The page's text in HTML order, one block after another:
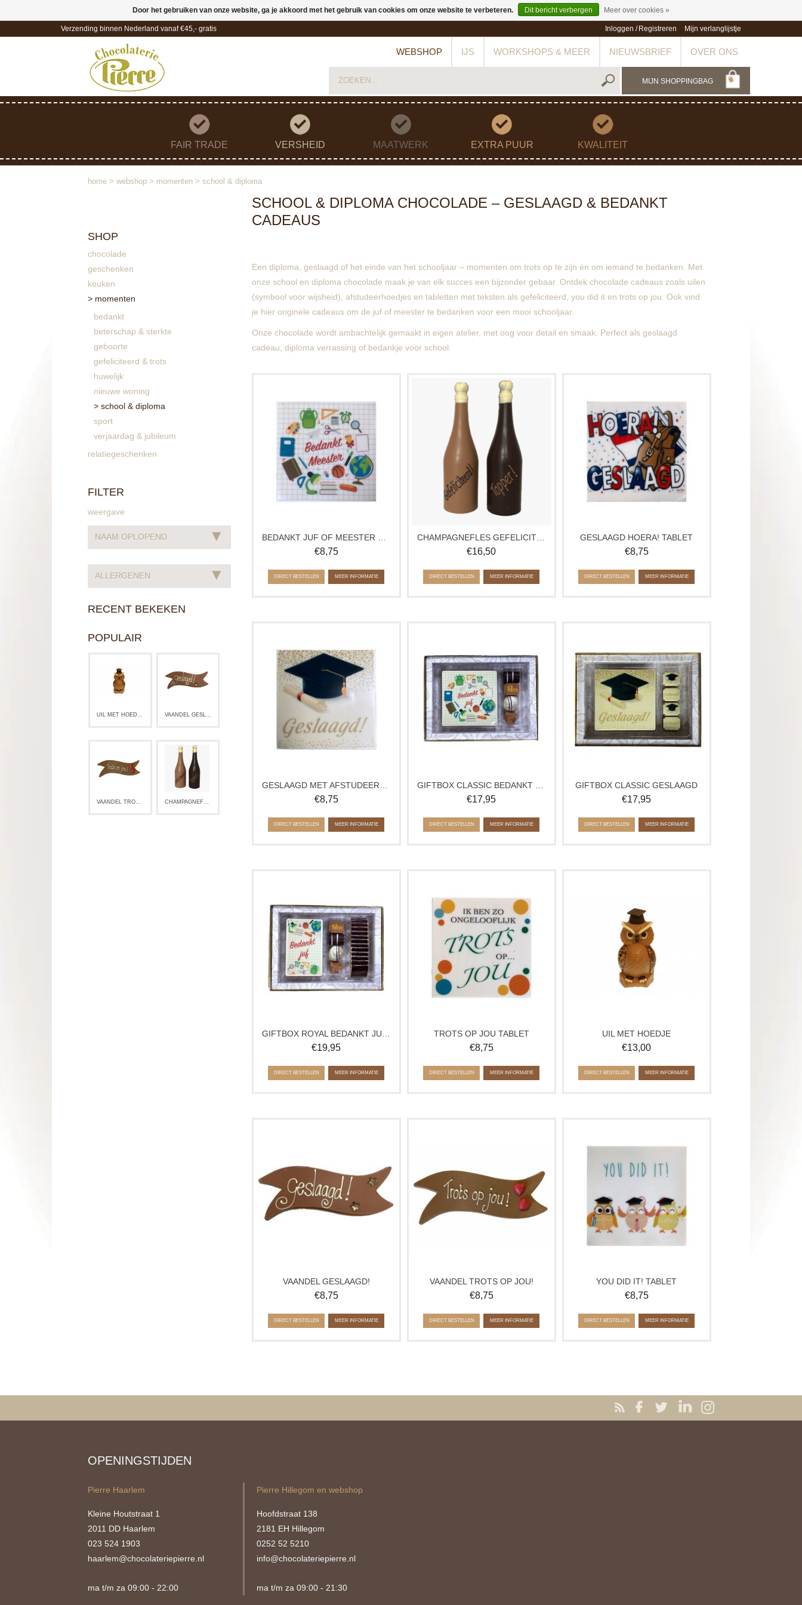
Verzending binnen Nederland vanaf €45,- gratis Inloggen / Registreren Mijn verlanglijstje
WEBSHOP IJS WORKSHOPS & MEER NIEUWSBRIEF OVER ONS
MIJN SHOPPINGBAG
FAIR TRADE VERSHEID MAATWERK EXTRA PUUR KWALITEIT
home > webshop > momenten > school & diploma
SHOP
chocolade
geschenken
keuken
momenten
bedankt
beterschap & sterkte
geboorte
gefeliciteerd & trots
huwelijk
nieuwe woning
school & diploma
sport
verjaardag & jubileum
relatiegeschenken
FILTER
weergave
NAAM OPLOPEND ▾
ALLERGENEN ▾
RECENT BEKEKEN
POPULAIR
UIL MET HOEDJE VAANDEL GESLAAGD!
VAANDEL TROTS OP JOU! CHAMPAGNEFLES GEFELICITEERD
SCHOOL & DIPLOMA CHOCOLADE – GESLAAGD & BEDANKT
CADEAUS
Een diploma, geslaagd of het einde van het schooljaar – momenten om trots op te zijn én om iemand te bedanken. Met
onze school en diploma chocolade maak je van elk succes een bijzonder gebaar. Ontdek chocolade cadeaus zoals uilen
(symbool voor wijsheid), afstudeerhoedjes en tabletten met teksten als gefeliciteerd, you did it en trots op jou. Ook vind
je hier originele cadeaus om de juf of meester te bedanken voor een mooi schooljaar.
Onze chocolade wordt ambachtelijk gemaakt in eigen atelier, met oog voor detail en smaak. Perfect als geslaagd
cadeau, diploma verrassing of bedankje voor school.
zetten. Bedank hem of haar voor de
inzet dit schooljaar.
Verkrijgbaar in wit, melk en puur. Op
elke smaakvariant is een laagje witte
chocolade aangebracht.
€8,75
DIRECT BESTELLEN MEER INFORMATIE
Iemand feliciteren omdat diegene jarig,
geslaagd of een nieuw heeft? Geef
deze leuke én lekkere champagnefles
van chocolade.
€16,50
DIRECT BESTELLEN MEER INFORMATIE
chocoladetablet aan de geslaagde!
Verkrijgbaar in wit, melk en puur. Op
elke smaakvariant is een laagje witte
chocolade aangebracht.
GESLAAGD HOERA! TABLET
€8,75
DIRECT BESTELLEN MEER INFORMATIE
dit heerlijke chocoladetablet.
Verkrijgbaar in wit, melk en puur. Op
elke smaakvariant is een laagje witte
chocolade aangebracht.
€8,75
DIRECT BESTELLEN MEER INFORMATIE
verpakking.
Geleverde bonbons kunnen afwijken
van de afbeelding.
€17,95
DIRECT BESTELLEN MEER INFORMATIE
verpakking.
Geleverde bonbons kunnen afwijken
van de afbeelding.
GIFTBOX CLASSIC GESLAAGD
€17,95
DIRECT BESTELLEN MEER INFORMATIE
bonbons in luxe verpakking.
Geleverde bonbons kunnen afwijken
van de afbeelding.
€19,95
DIRECT BESTELLEN MEER INFORMATIE
Geslaagd, felicitatie of gewoon zomaar.
Verkrijgbaar in wit, melk en puur. Op
elke smaakvariant is een laagje witte
chocolade aangebracht.
TROTS OP JOU TABLET
€8,75
DIRECT BESTELLEN MEER INFORMATIE
het keuzemenu uw voorkeur aan.
UIL MET HOEDJE
€13,00
DIRECT BESTELLEN MEER INFORMATIE
Deze leuke chocolade vaandel is
verkrijgbaar in melk, wit en pure
chocolade.
VAANDEL GESLAAGD!
€8,75
DIRECT BESTELLEN MEER INFORMATIE
verkrijgbaar in melk, wit en pure
chocolade én met eigen tekst.
VAANDEL TROTS OP JOU!
€8,75
DIRECT BESTELLEN MEER INFORMATIE
Verkrijgbaar in wit, melk en puur. Op
elke smaakvariant is een laagje witte
YOU DID IT! TABLET
€8,75
DIRECT BESTELLEN MEER INFORMATIE
OPENINGSTIJDEN
Pierre Haarlem
Kleine Houtstraat 1
2011 DD Haarlem
023 524 1903
haarlem@chocolateriepierre.nl
ma t/m za 09:00 - 22:00
Pierre Hillegom en webshop
Hoofdstraat 138
2181 EH Hillegom
0252 52 5210
info@chocolateriepierre.nl
ma t/m za 09:00 - 21:30
Door het gebruiken van onze website, ga je akkoord met het gebruik van cookies om onze website te verbeteren. Dit bericht verbergen Meer over cookies »